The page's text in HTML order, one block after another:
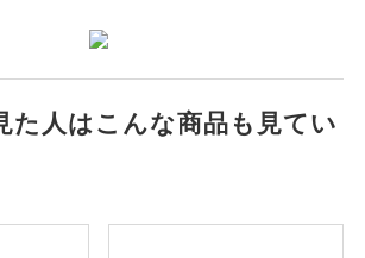
た人はこんな商品も見てい